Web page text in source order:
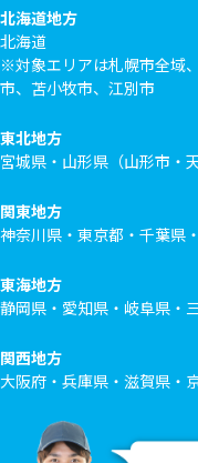
北海道地方
北海道
※対象エリアは札幌市全域
市、苫小牧市、江別市
東北地方
宮城県・山形県（山形市・
関東地方
神奈川県・東京都・千葉県
東海地方
静岡県・愛知県・岐阜県・
関西地方
大阪府・兵庫県・滋賀県・